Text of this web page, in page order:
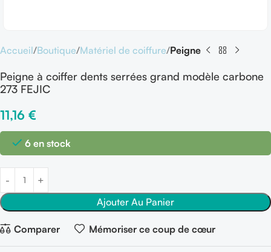
Accueil Boutique Matériel de coiffure Peigne
Peigne à coiffer dents serrées grand modèle carbone
273 FEJIC
11,16 €
6 en stock
Ajouter Au Panier
Comparer Mémoriser ce coup de cœur